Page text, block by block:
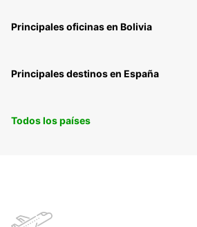
Principales oficinas en Bolivia
Principales destinos en España
Todos los países